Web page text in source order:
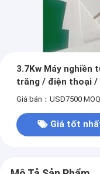
3.7Kw Máy nghiền
trăng / điện thoại /
Giá bán：USD7500
Giá tốt